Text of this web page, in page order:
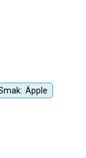
Äpple